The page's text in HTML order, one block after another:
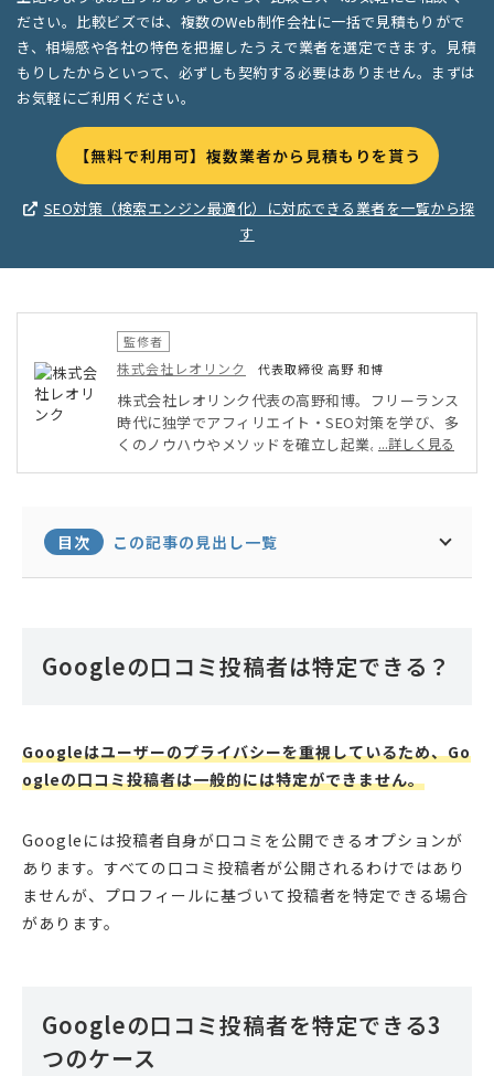
ださい。比較ビズでは、複数のWeb制作会社に一括で見積もりがで
き、相場感や各社の特色を把握したうえで業者を選定できます。見積
もりしたからといって、必ずしも契約する必要はありません。まずは
お気軽にご利用ください。
【無料で利用可】複数業者から見積もりを貰う
SEO対策（検索エンジン最適化）に対応できる業者を一覧から探
す
監修者
株式会社レオリンク 代表取締役 高野 和博
株式会社レオリンク代表の高野和博。フリーランス
時代に独学でアフィリエイト・SEO対策を学び、多
くのノウハウやメソッドを確立し起業。現在は集客
い保守管理・コンサルタント業務まで行う。
...詳しく見る
目次 この記事の見出し一覧
Googleの口コミ投稿者は特定できる？
Googleはユーザーのプライバシーを重視しているため、Go
ogleの口コミ投稿者は一般的には特定ができません。
Googleには投稿者自身が口コミを公開できるオプションが
あります。すべての口コミ投稿者が公開されるわけではあり
ませんが、プロフィールに基づいて投稿者を特定できる場合
があります。
Googleの口コミ投稿者を特定できる3
つのケース